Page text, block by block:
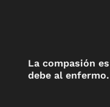
La compasión
debe al enfermo.